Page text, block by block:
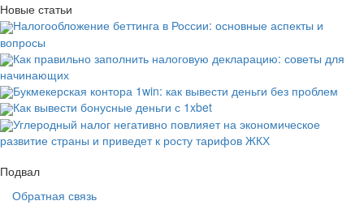
Новые статьи
Налогообложение беттинга в России: основные аспекты и
вопросы
Как правильно заполнить налоговую декларацию: советы для
начинающих
Букмекерская контора 1win: как вывести деньги без проблем
Как вывести бонусные деньги с 1xbet
Углеродный налог негативно повлияет на экономическое
развитие страны и приведет к росту тарифов ЖКХ
Подвал
Обратная связь